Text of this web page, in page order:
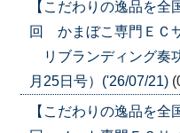
【こだわりの逸品を全
回 かまぼこ専門ＥＣ
リブランディング奏
月25日号）('26/07/21)
【こだわりの逸品を全